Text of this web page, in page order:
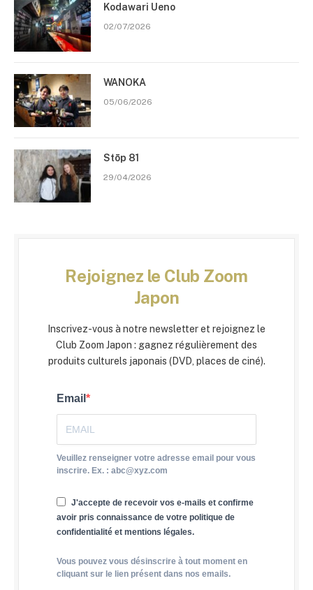
Kodawari Ueno
02/07/2026
WANOKA
05/06/2026
Stōp 81
29/04/2026
Rejoignez le Club Zoom
Japon
Inscrivez-vous à notre newsletter et rejoignez le
Club Zoom Japon : gagnez régulièrement des
produits culturels japonais (DVD, places de ciné).
Email
Veuillez renseigner votre adresse email pour vous
inscrire. Ex. : abc@xyz.com
J'accepte de recevoir vos e-mails et confirme
avoir pris connaissance de votre politique de
confidentialité et mentions légales.
Vous pouvez vous désinscrire à tout moment en
cliquant sur le lien présent dans nos emails.